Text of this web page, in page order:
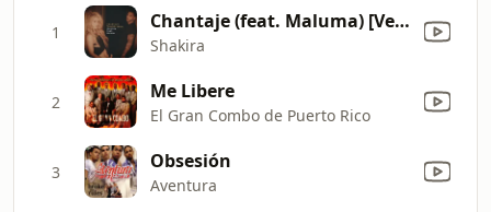
1 Chantaje (feat. Maluma) [Versión Salsa]
Shakira
2 Me Libere
El Gran Combo de Puerto Rico
3 Obsesión
Aventura